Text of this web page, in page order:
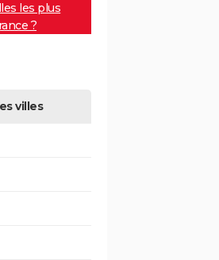
les plus
?
villes